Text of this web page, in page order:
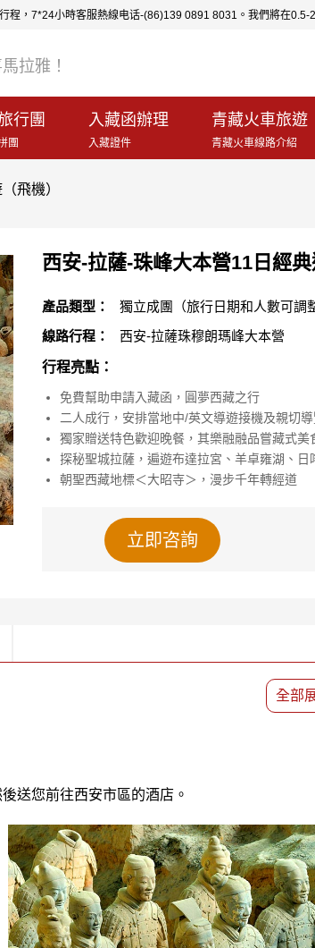
程，7*24小時客服熱線电话-(86)139 0891 8031。我們將在
拉雅！
行團
團
入藏函辦理
入藏證件
青藏火車旅遊
青藏火車線路介紹
飛機）
西安-拉薩-珠峰大本營11日經
產品類型：
獨立成團（旅行日期和人數可調
線路行程：
西安-拉薩珠穆朗瑪峰大本營
行程亮點：
免費幫助申請入藏函，圓夢西藏之行
二人成行，安排當地中/英文導遊接機及親切
獨家贈送特色歡迎晚餐，其樂融融品嘗藏式美
探秘聖城拉薩，遍遊布達拉宮、羊卓雍湖、
朝聖西藏地標＜大昭寺＞，漫步千年轉經道
立即咨詢
全部
送您前往西安市區的酒店。